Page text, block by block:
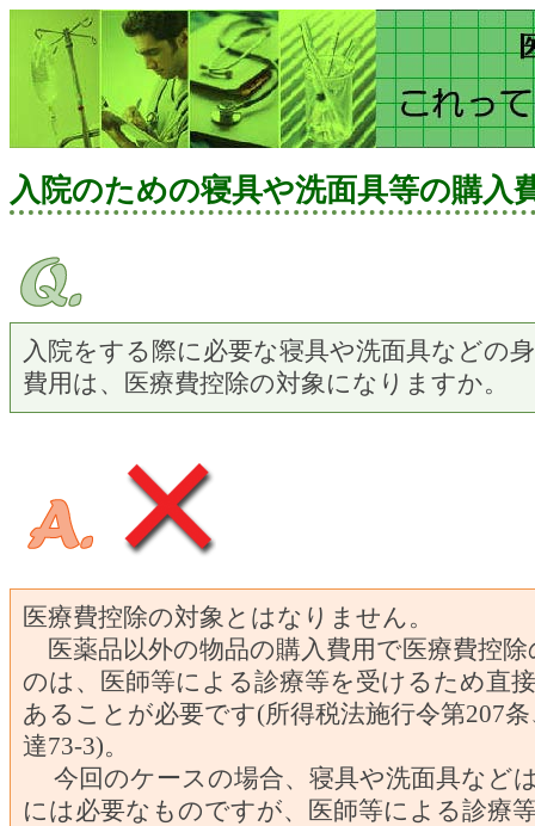
入院のための寝具や洗面具等の購入
入院をする際に必要な寝具や洗面具などの
費用は、医療費控除の対象になりますか。
医療費控除の対象とはなりません。
医薬品以外の物品の購入費用で医療費控
のは、医師等による診療等を受けるため直
あることが必要です(所得税法施行令第207
達73-3)。
今回のケースの場合、寝具や洗面具など
には必要なものですが、医師等による診療